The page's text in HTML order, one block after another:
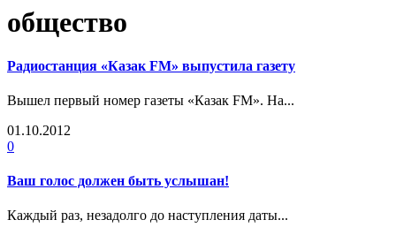
общество
Радиостанция «Казак FM» выпустила газету
Вышел первый номер газеты «Казак FM». На...
01.10.2012
0
Ваш голос должен быть услышан!
Каждый раз, незадолго до наступления даты...